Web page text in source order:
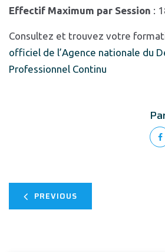
Effectif Maximum par Session :
Consultez et trouvez votre
officiel de l’Agence nationale du
Professionnel Continu
PREVIOUS